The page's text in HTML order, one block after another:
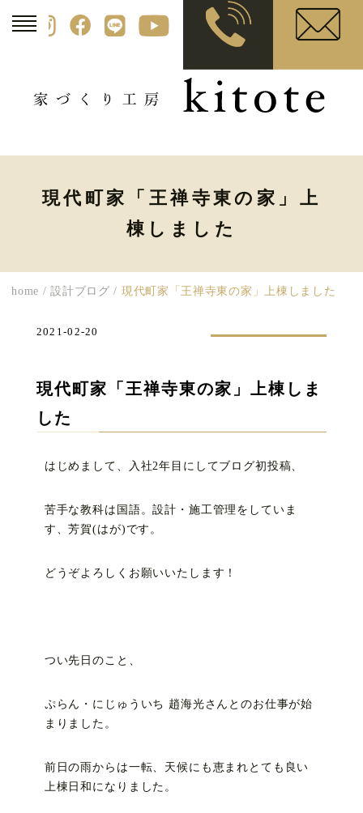
現代町家「王禅寺東の家」上
棟しました
home /設計ブログ / 現代町家「王禅寺東の家」上棟しました
現代町家「王禅寺東の家」上棟しま
した
2021-02-20
はじめまして、入社2年目にしてブログ初投稿、
苦手な教科は国語。設計・施工管理をしていま
す、芳賀(はが)です。
どうぞよろしくお願いいたします！
つい先日のこと、
ぷらん・にじゅういち 趙海光さんとのお仕事が始
まりました。
前日の雨からは一転、天候にも恵まれとても良い
上棟日和になりました。